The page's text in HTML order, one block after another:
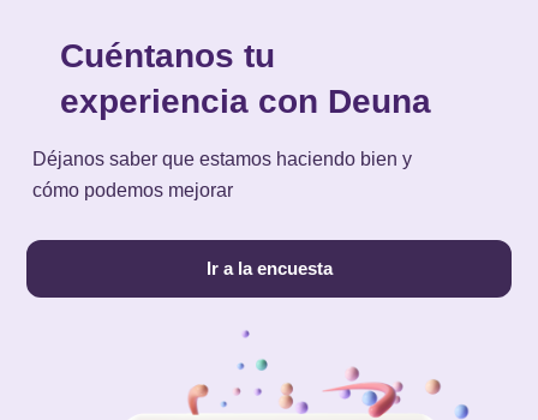
Cuéntanos tu
experiencia con Deuna
Déjanos saber que estamos haciendo bien y
cómo podemos mejorar
Ir a la encuesta